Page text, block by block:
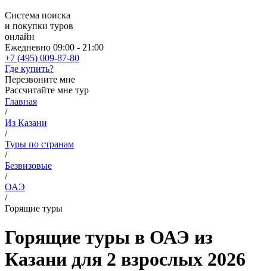
Система поиска
и покупки туров
онлайн
Ежедневно 09:00 - 21:00
+7 (495) 009-87-80
Где купить?
Перезвоните мне
Рассчитайте мне тур
Главная
/
Из Казани
/
Туры по странам
/
Безвизовые
/
ОАЭ
/
Горящие туры
Горящие туры в ОАЭ из
Казани для 2 взрослых 2026